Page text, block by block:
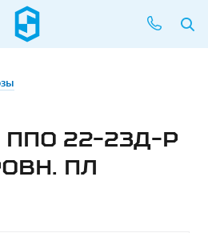
22-23Д-Р
ПЛ